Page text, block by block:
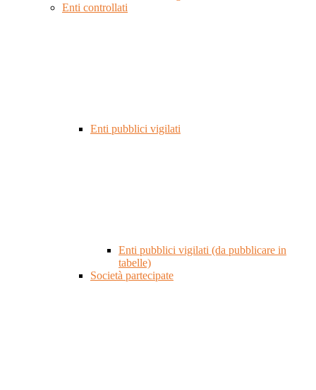
Enti controllati
Enti pubblici vigilati
Enti pubblici vigilati (da pubblicare in
tabelle)
Società partecipate